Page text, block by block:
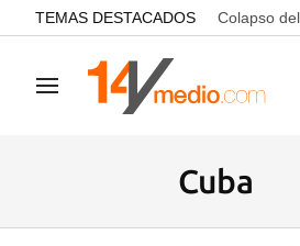
common.go-to-content
TEMAS DESTACADOS Colapso
Navegación
Cuba